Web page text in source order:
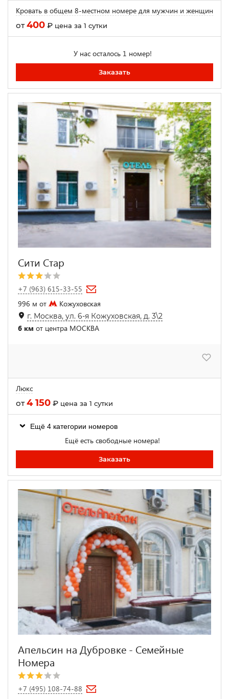
Кровать в общем 8-местном номере для мужчин и женщин
от400 ₽ цена за 1 сутки
У нас осталось 1 номер!
Заказать
Сити Стар
+7 (963) 615-33-55
996 м от
Кожуховская
г. Москва, ул. 6-я Кожуховская, д. 3\2
6 км от центра МОСКВА
Люкс
от4 150 ₽ цена за 1 сутки
Ещё 4 категории номеров
Ещё есть свободные номера!
Заказать
Апельсин на Дубровке - Семейные
Номера
+7 (495) 108-74-88